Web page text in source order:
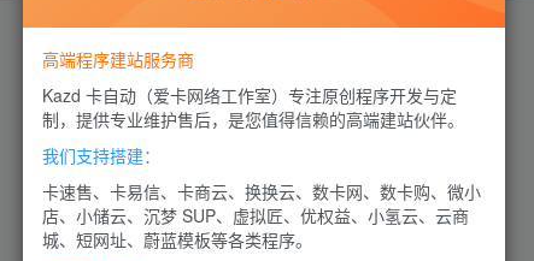
高端程序建站服务商
Kazd 卡自动（爱卡网络工作室）专注原创程序开发与定
制，提供专业维护售后，是您值得信赖的高端建站伙伴。
我们支持搭建：
卡速售、卡易信、卡商云、换换云、数卡网、数卡购、微小
店、小储云、沉梦 SUP、虚拟匠、优权益、小氢云、云商
城、短网址、蔚蓝模板等各类程序。